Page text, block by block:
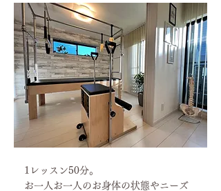
​1レッスン50分。
お一人お一人のお身体の状態やニーズ